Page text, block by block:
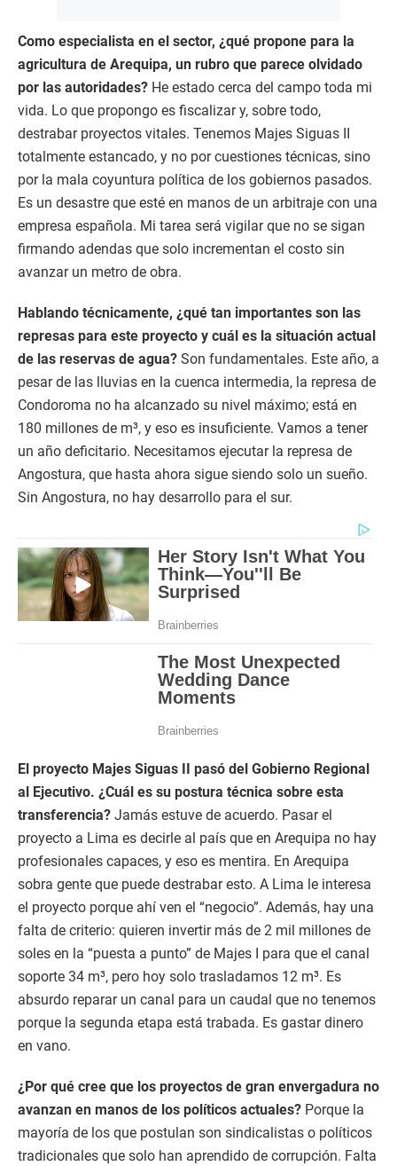
Como especialista en el sector, ¿qué propone para la
agricultura de Arequipa, un rubro que parece olvidado
por las autoridades? He estado cerca del campo toda mi
vida. Lo que propongo es fiscalizar y, sobre todo,
destrabar proyectos vitales. Tenemos Majes Siguas II
totalmente estancado, y no por cuestiones técnicas, sino
por la mala coyuntura política de los gobiernos pasados.
Es un desastre que esté en manos de un arbitraje con una
empresa española. Mi tarea será vigilar que no se sigan
firmando adendas que solo incrementan el costo sin
avanzar un metro de obra.
Hablando técnicamente, ¿qué tan importantes son las
represas para este proyecto y cuál es la situación actual
de las reservas de agua? Son fundamentales. Este año, a
pesar de las lluvias en la cuenca intermedia, la represa de
Condoroma no ha alcanzado su nivel máximo; está en
180 millones de m³, y eso es insuficiente. Vamos a tener
un año deficitario. Necesitamos ejecutar la represa de
Angostura, que hasta ahora sigue siendo solo un sueño.
Sin Angostura, no hay desarrollo para el sur.
El proyecto Majes Siguas II pasó del Gobierno Regional
al Ejecutivo. ¿Cuál es su postura técnica sobre esta
transferencia? Jamás estuve de acuerdo. Pasar el
proyecto a Lima es decirle al país que en Arequipa no hay
profesionales capaces, y eso es mentira. En Arequipa
sobra gente que puede destrabar esto. A Lima le interesa
el proyecto porque ahí ven el “negocio”. Además, hay una
falta de criterio: quieren invertir más de 2 mil millones de
soles en la “puesta a punto” de Majes I para que el canal
soporte 34 m³, pero hoy solo trasladamos 12 m³. Es
absurdo reparar un canal para un caudal que no tenemos
porque la segunda etapa está trabada. Es gastar dinero
en vano.
¿Por qué cree que los proyectos de gran envergadura no
avanzan en manos de los políticos actuales? Porque la
mayoría de los que postulan son sindicalistas o políticos
tradicionales que solo han aprendido de corrupción. Falta